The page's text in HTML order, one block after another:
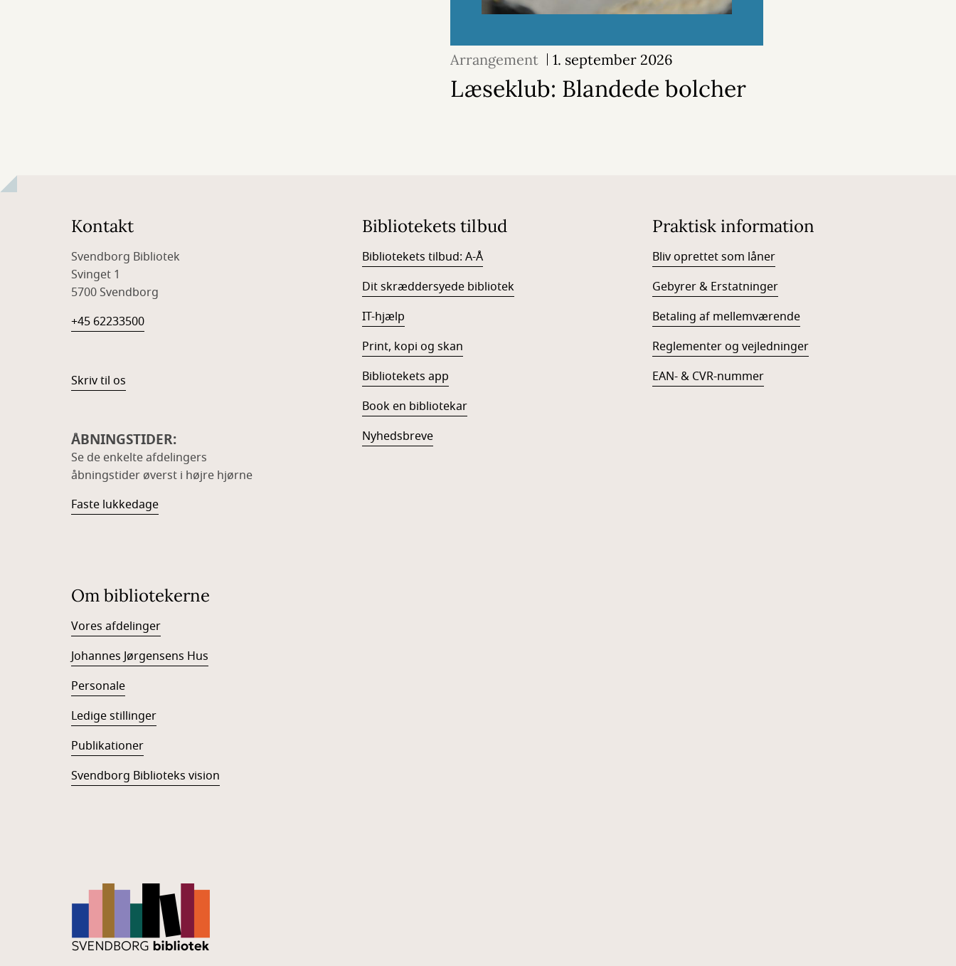
Arrangement 1. september 2026
Læseklub: Blandede bolcher
Kontakt
Svendborg Bibliotek
Svinget 1
5700 Svendborg
+45 62233500
Skriv til os
ÅBNINGSTIDER:
Se de enkelte afdelingers
åbningstider øverst i højre hjørne
Faste lukkedage
Bibliotekets tilbud
Bibliotekets tilbud: A-Å
Dit skræddersyede bibliotek
IT-hjælp
Print, kopi og skan
Bibliotekets app
Book en bibliotekar
Nyhedsbreve
Praktisk information
Bliv oprettet som låner
Gebyrer & Erstatninger
Betaling af mellemværende
Reglementer og vejledninger
EAN- & CVR-nummer
Om bibliotekerne
Vores afdelinger
Johannes Jørgensens Hus
Personale
Ledige stillinger
Publikationer
Svendborg Biblioteks vision